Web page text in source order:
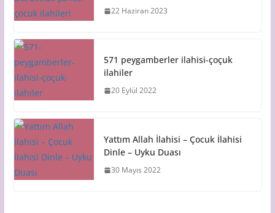
22 Haziran 2023
571 peygamberler ilahisi-çoçuk
ilahiler
20 Eylül 2022
Yattım Allah İlahisi – Çocuk İlahisi
Dinle – Uyku Duası
30 Mayıs 2022